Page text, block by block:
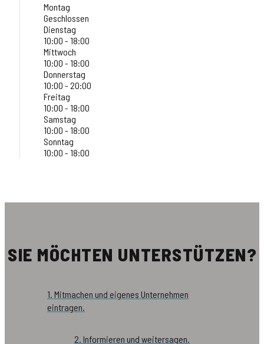
Montag
Geschlossen
Dienstag
10:00 - 18:00
Mittwoch
10:00 - 18:00
Donnerstag
10:00 - 20:00
Freitag
10:00 - 18:00
Samstag
10:00 - 18:00
Sonntag
10:00 - 18:00
SIE MÖCHTEN UNTERSTÜTZEN?
1. Mitmachen und eigenes Unternehmen
eintragen.
2. Informieren und weitersagen.